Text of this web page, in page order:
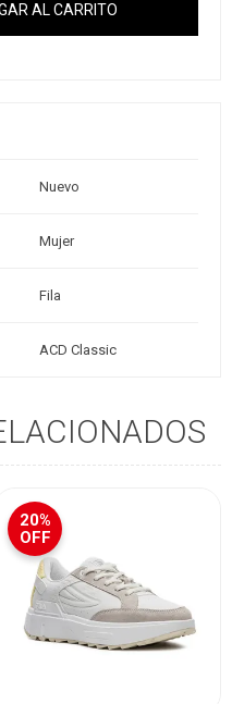
AL CARRITO
Nuevo
Mujer
Fila
ACD Classic
20%
OFF